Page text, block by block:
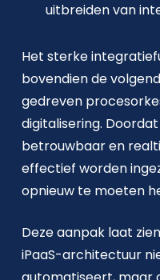
uitbreiden van
Het sterke
bovendien de
gedreven
digitalisering.
betrouwbaar en
effectief worden
opnieuw te moeten
Deze aanpak laat
iPaaS-architectuur